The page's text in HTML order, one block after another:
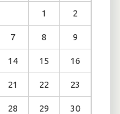
1 2
7 8 9
14 15 16
21 22 23
28 29 30